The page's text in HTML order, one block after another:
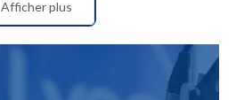
Afficher plus